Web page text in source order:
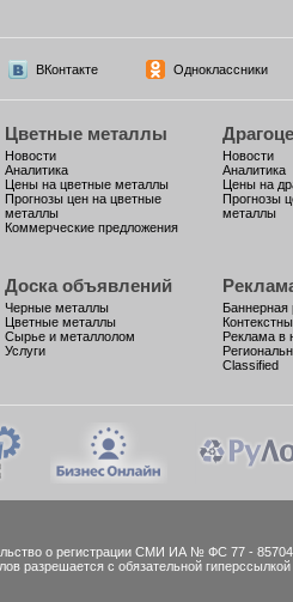
ВКонтакте Одноклассники
Цветные металлы
Новости
Аналитика
Цены на цветные металлы
Прогнозы цен на цветные
металлы
Коммерческие предложения
Новости
Аналитика
Цены на
Прогнозы
металлы
Доска объявлений
Черные металлы
Цветные металлы
Сырье и металлолом
Услуги
Баннерная
Реклама в
Classified
о регистрации СМИ ИА № ФС 77 - 85704
разрешается с обязательной гиперссылкой